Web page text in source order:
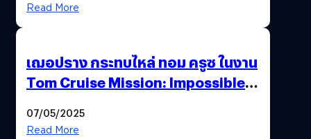
Read More
เฌอปราง กระทบไหล่ ทอม ครูซ ในงาน
Tom Cruise Mission: Impossible –
Premiere
07/05/2025
Read More